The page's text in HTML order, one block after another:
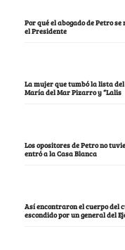
Por qué el abogado de Petro
el Presidente
La mujer que tumbó la lista
María del Mar Pizarro y “Lalis
Los opositores de Petro no
entró a la Casa Blanca
Así encontraron el cuerpo del
escondido por un general del